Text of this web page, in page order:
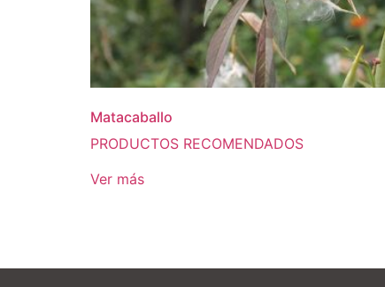
Matacaballo
PRODUCTOS RECOMENDADOS
Ver más